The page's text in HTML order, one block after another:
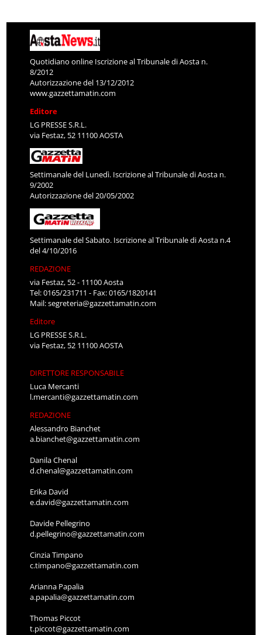
Quotidiano online Iscrizione al Tribunale di Aosta n.
8/2012
Autorizzazione del 13/12/2012
www.gazzettamatin.com
Editore
LG PRESSE S.R.L.
via Festaz, 52 11100 AOSTA
Settimanale del Lunedì. Iscrizione al Tribunale di Aosta n.
9/2002
Autorizzazione del 20/05/2002
Settimanale del Sabato. Iscrizione al Tribunale di Aosta n.4
del 4/10/2016
REDAZIONE
via Festaz, 52 - 11100 Aosta
Tel: 0165/231711 - Fax: 0165/1820141
Mail:segreteria@gazzettamatin.com
Editore
LG PRESSE S.R.L.
via Festaz, 52 11100 AOSTA
DIRETTORE RESPONSABILE
Luca Mercanti
l.mercanti@gazzettamatin.com
REDAZIONE
Alessandro Bianchet
a.bianchet@gazzettamatin.com
Danila Chenal
d.chenal@gazzettamatin.com
Erika David
e.david@gazzettamatin.com
Davide Pellegrino
d.pellegrino@gazzettamatin.com
Cinzia Timpano
c.timpano@gazzettamatin.com
Arianna Papalia
a.papalia@gazzettamatin.com
Thomas Piccot
t.piccot@gazzettamatin.com